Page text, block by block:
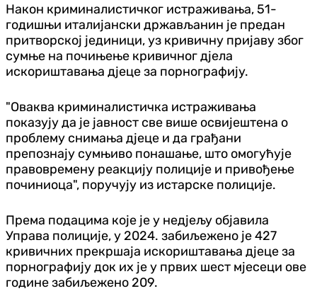
Након криминалистичког истраживања, 51-
годишњи италијански држављанин је предан
притворској јединици, уз кривичну пријаву због
сумње на почињење кривичног дјела
искориштавања дјеце за порнографију.
"Оваква криминалистичка истраживања
показују да је јавност све више освијештена о
проблему снимања дјеце и да грађани
препознају сумњиво понашање, што омогућује
правовремену реакцију полиције и привођење
починиоца", поручују из истарске полиције.
Према подацима које је у недјељу објавила
Управа полиције, у 2024. забиљежено је 427
кривичних прекршаја искориштавања дјеце за
порнографију док их је у првих шест мјесеци ове
године забиљежено 209.